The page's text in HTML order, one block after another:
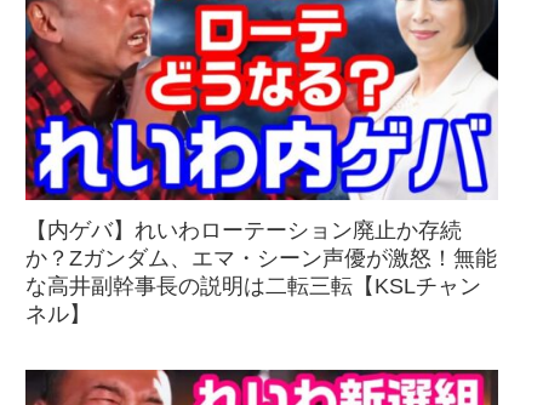
【内ゲバ】れいわローテーション廃止か存続
か？Zガンダム、エマ・シーン声優が激怒！無能
な高井副幹事長の説明は二転三転【KSLチャン
ネル】